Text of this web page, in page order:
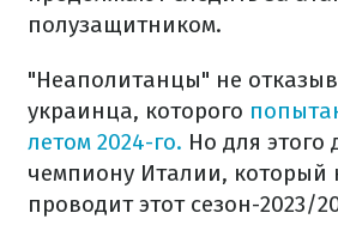
полузащитником.
"Неаполитанцы" не
украинца, которого
летом 2024-го. Но для
чемпиону Италии, который
проводит этот сезон-2023/